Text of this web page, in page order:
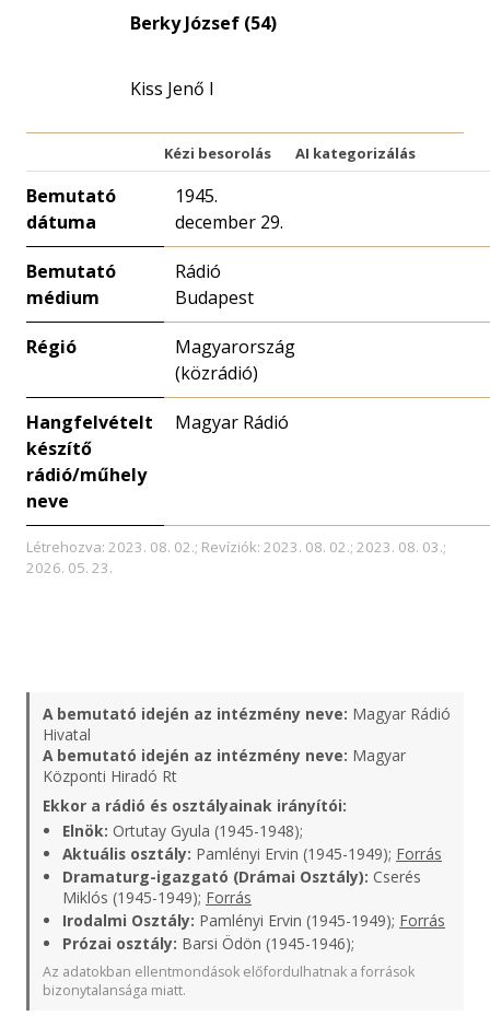
eloszlás
Berky József (54)
Kiss Jenő I
Kézi besorolás AI kategorizálás
Bemutató
dátuma
1945.
december 29.
Bemutató
médium
Rádió
Budapest
Régió
Magyarország
(közrádió)
Hangfelvételt
készítő
rádió/műhely
neve
Magyar Rádió
Létrehozva: 2023. 08. 02.; Revíziók: 2023. 08. 02.; 2023. 08. 03.;
2026. 05. 23.
A bemutató idején az intézmény neve: Magyar Rádió
Hivatal
A bemutató idején az intézmény neve: Magyar
Központi Hiradó Rt
Ekkor a rádió és osztályainak irányítói:
Elnök: Ortutay Gyula (1945-1948);
Aktuális osztály: Pamlényi Ervin (1945-1949); Forrás
Dramaturg-igazgató (Drámai Osztály): Cserés
Miklós (1945-1949); Forrás
Irodalmi Osztály: Pamlényi Ervin (1945-1949); Forrás
Prózai osztály: Barsi Ödön (1945-1946);
Az adatokban ellentmondások előfordulhatnak a források
bizonytalansága miatt.